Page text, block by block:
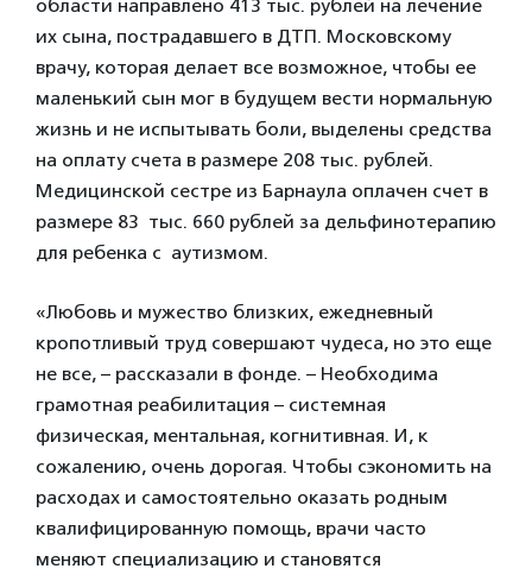
области направлено 413 тыс. рублей на лечение
их сына, пострадавшего в ДТП. Московскому
врачу, которая делает все возможное, чтобы ее
маленький сын мог в будущем вести нормальную
жизнь и не испытывать боли, выделены средства
на оплату счета в размере 208 тыс. рублей.
Медицинской сестре из Барнаула оплачен счет в
размере 83 тыс. 660 рублей за дельфинотерапию
для ребенка с аутизмом.
«Любовь и мужество близких, ежедневный
кропотливый труд совершают чудеса, но это еще
не все, – рассказали в фонде. – Необходима
грамотная реабилитация – системная
физическая, ментальная, когнитивная. И, к
сожалению, очень дорогая. Чтобы сэкономить на
расходах и самостоятельно оказать родным
квалифицированную помощь, врачи часто
меняют специализацию и становятся